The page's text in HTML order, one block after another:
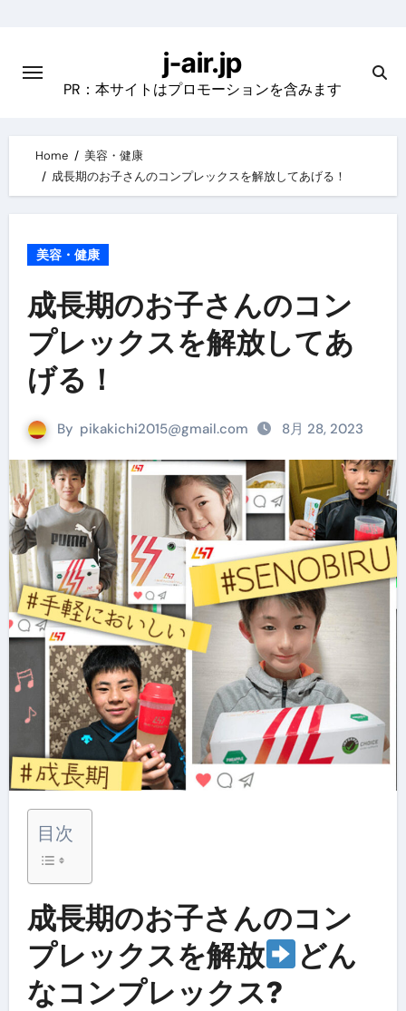
content
j-air.jp
PR：本サイトはプロモーションを含みます
Home
美容・健康
成長期のお子さんのコンプレックスを解放してあげる！
美容・健康
成長期のお子さんのコン
プレックスを解放してあ
げる！
By pikakichi2015@gmail.com 8月 28, 2023
目次
成長期のお子さんのコン
プレックスを解放
どん
なコンプレックス?